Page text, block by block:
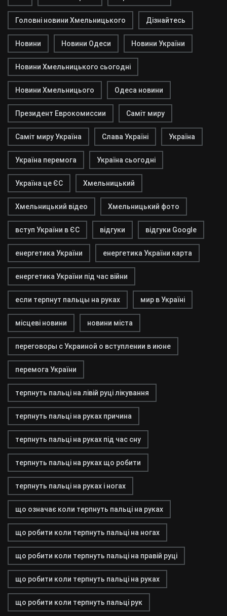
Головні новини Хмельницького Дізнайтесь
Новини Новини Одеси Новини України
Новини Хмельницького сьогодні
Новини Хмельницього Одеса новини
Президент Еврокомиссии Саміт миру
Саміт миру Україна Слава Україні Україна
Україна перемога Україна сьогодні
Україна це ЄС Хмельницький
Хмельницький відео Хмельницький фото
вступ України в ЄС відгуки відгуки Google
енергетика України енергетика України карта
енергетика України під час війни
если терпнут пальцы на руках мир в Україні
місцеві новини новини міста
переговоры с Украиной о вступлении в июне
перемога України
терпнуть пальці на лівій руці лікування
терпнуть пальці на руках причина
терпнуть пальці на руках під час сну
терпнуть пальці на руках що робити
терпнуть пальці на руках і ногах
що означає коли терпнуть пальці на руках
що робити коли терпнуть пальці на ногах
що робити коли терпнуть пальці на правій руці
що робити коли терпнуть пальці на руках
що робити коли терпнуть пальці рук